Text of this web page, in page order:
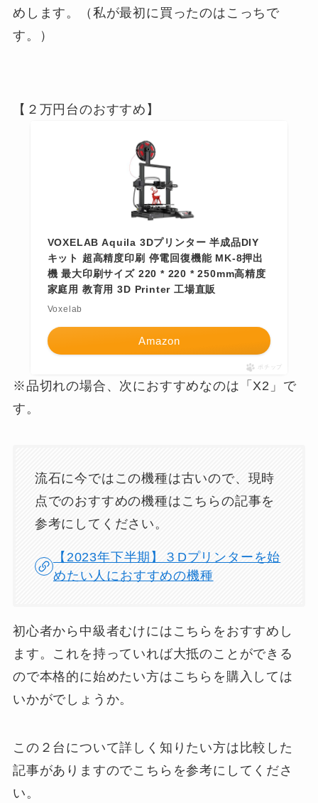
めします。（私が最初に買ったのはこっちで
す。）
【２万円台のおすすめ】
VOXELAB Aquila 3Dプリンター 半成品DIY
キット 超高精度印刷 停電回復機能 MK-8押出
機 最大印刷サイズ 220 * 220 * 250mm高精度
家庭用 教育用 3D Printer 工場直販
Voxelab
Amazon
ポチップ
※品切れの場合、次におすすめなのは「X2」で
す。
流石に今ではこの機種は古いので、現時
点でのおすすめの機種はこちらの記事を
参考にしてください。
【2023年下半期】３Dプリンターを始
めたい人におすすめの機種
初心者から中級者むけにはこちらをおすすめし
ます。これを持っていれば大抵のことができる
ので本格的に始めたい方はこちらを購入しては
いかがでしょうか。
この２台について詳しく知りたい方は比較した
記事がありますのでこちらを参考にしてくださ
い。